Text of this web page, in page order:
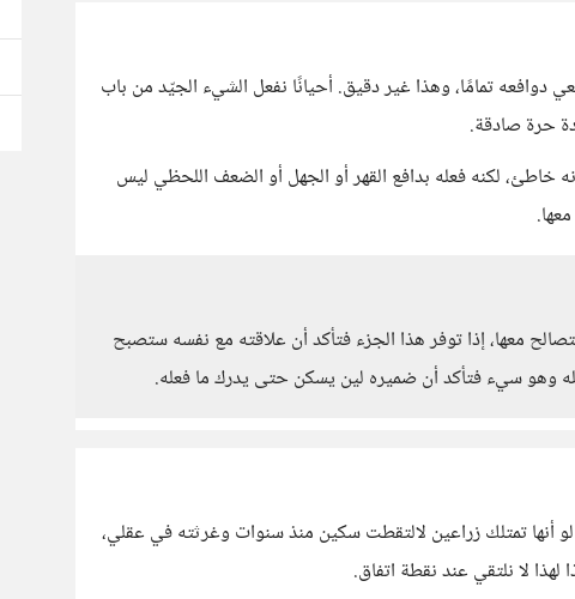
دوافعه تمامًا، وهذا غير دقيق. أحيانًا نفعل الشيء الجيّد من باب
حرة صادقة.
لكنه فعله بدافع القهر أو الجهل أو الضعف اللحظي ليس
معها، إذا توفر هذا الجزء فتأكد أن علاقته مع نفسه ستصبح
وهو سيء فتأكد أن ضميره لين يسكن حتى يدرك ما فعله.
أنها تمتلك زراعين لالتقطت سكين منذ سنوات وغرثته في عقلي،
لا نلتقي عند نقطة اتفاق.